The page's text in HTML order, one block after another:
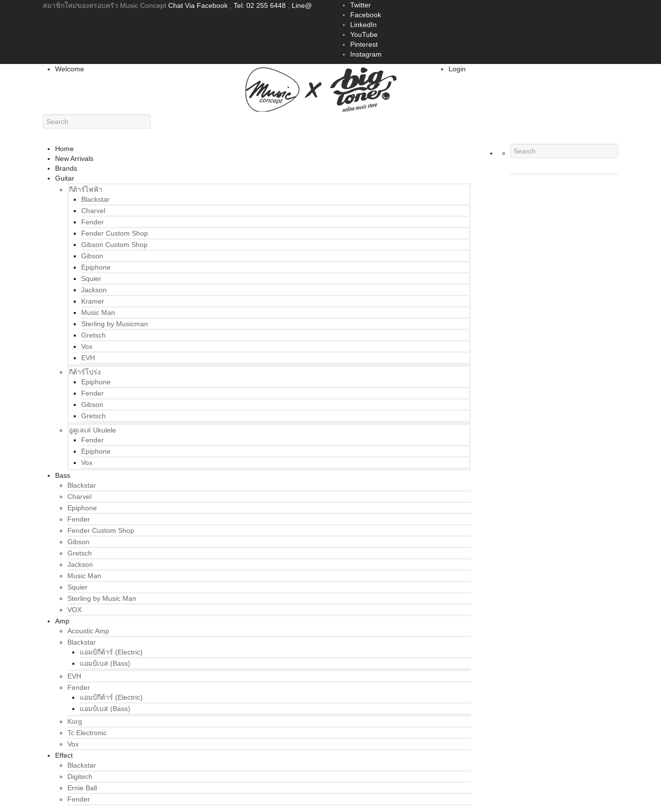
สมาชิกใหม่ของครอบครัว Music Concept Chat Via Facebook Tel: 02 255 6448 Line@
Twitter
Facebook
LinkedIn
YouTube
Pinterest
Instagram
Welcome
Login
Home
New Arrivals
Brands
Guitar
กีต้าร์ไฟฟ้า
Blackstar
Charvel
Fender
Fender Custom Shop
Gibson Custom Shop
Gibson
Epiphone
Squier
Jackson
Kramer
Music Man
Sterling by Musicman
Gretsch
Vox
EVH
กีต้าร์โปร่ง
Epiphone
Fender
Gibson
Gretsch
อูคูเลเล่ Ukulele
Fender
Epiphone
Vox
Bass
Blackstar
Charvel
Epiphone
Fender
Fender Custom Shop
Gibson
Gretsch
Jackson
Music Man
Squier
Sterling by Music Man
VOX
Amp
Acoustic Amp
Blackstar
แอมป์กีต้าร์ (Electric)
แอมป์เบส (Bass)
EVH
Fender
แอมป์กีต้าร์ (Electric)
แอมป์เบส (Bass)
Korg
Tc Electronic
Vox
Effect
Blackstar
Digitech
Ernie Ball
Fender